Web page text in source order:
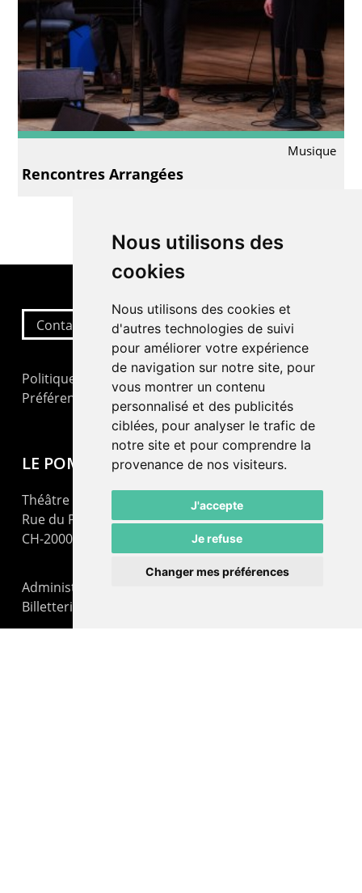
Nous utilisons des
cookies
Nous utilisons des cookies et
d'autres technologies de suivi
pour améliorer votre expérience
de navigation sur notre site, pour
vous montrer un contenu
personnalisé et des publicités
ciblées, pour analyser le trafic de
notre site et pour comprendre la
provenance de nos visiteurs.
J'accepte
Je refuse
Changer mes préférences
Musique
Rencontres Arrangées
Contactez-nous
Politique de confidentialité
Préférences cookies
LE POMMIER
Théâtre – Centre Culturel Neuchâtelois
Rue du Pommier 9
CH-2000 Neuchâtel
Administration : +41 32 725 03 03
Billetterie : +41 32 725 05 05